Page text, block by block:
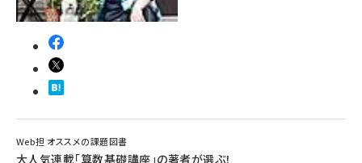
Web担 オススメの課題図書
大人気連載「算数基礎講座」の著者が選ぶ！